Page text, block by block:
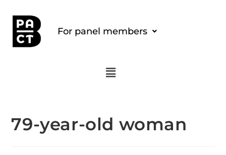
For panel members
79-year-old woman